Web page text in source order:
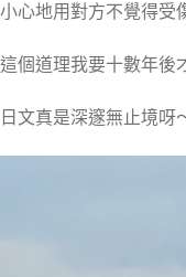
小心地用對方不覺得受
這個道理我要十數年後
日文真是深邃無止境呀